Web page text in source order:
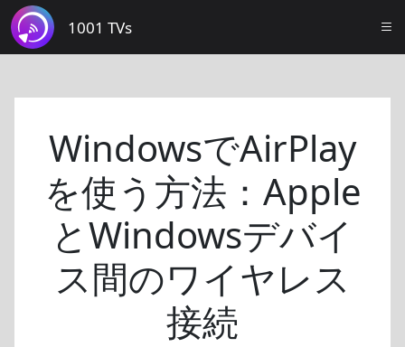
1001 TVs
WindowsでAirPlay
を使う方法：Apple
とWindowsデバイ
ス間のワイヤレス
接続